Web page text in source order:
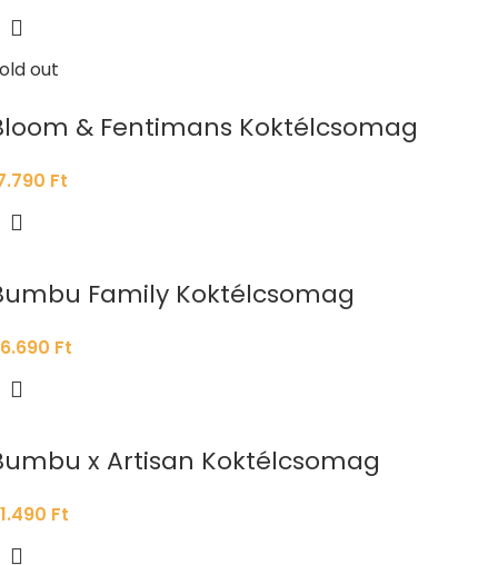
out
& Fentimans Koktélcsomag
Ft
Family Koktélcsomag
Ft
x Artisan Koktélcsomag
Ft